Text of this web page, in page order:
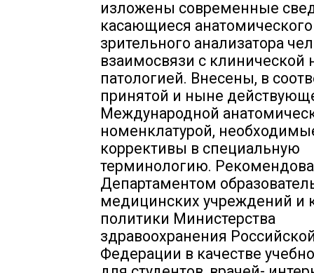
изложены современные
касающиеся
зрительного анализатора
взаимосвязи с клинической
патологией. Внесены, в
принятой и ныне
Международной
номенклатурой,
коррективы в специальную
терминологию.
Департаментом
медицинских учреждений и
политики Министерства
здравоохранения
Федерации в качестве